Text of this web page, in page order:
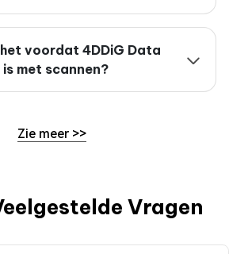
voordat 4DDiG Data
met scannen?
Zie meer >>
Vragen